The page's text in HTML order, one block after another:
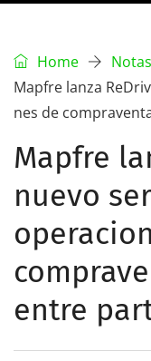
Home
Mapfre lanza
nes de
Mapfre
nuevo
entre